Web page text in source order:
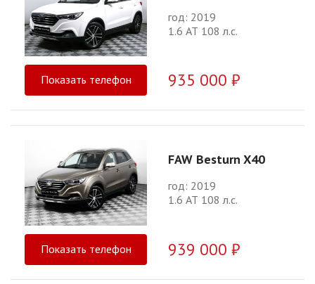
год: 2019
1.6 АТ 108 л.с.
Показать телефон 935 000 ₽
FAW Besturn X40
год: 2019
1.6 АТ 108 л.с.
Показать телефон 939 000 ₽